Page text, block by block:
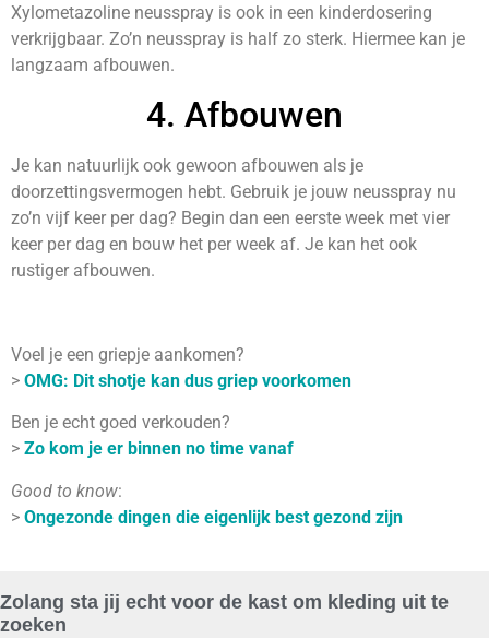
Xylometazoline neusspray is ook in een kinderdosering
verkrijgbaar. Zo’n neusspray is half zo sterk. Hiermee kan je
langzaam afbouwen.
4. Afbouwen
Je kan natuurlijk ook gewoon afbouwen als je
doorzettingsvermogen hebt. Gebruik je jouw neusspray nu
zo’n vijf keer per dag? Begin dan een eerste week met vier
keer per dag en bouw het per week af. Je kan het ook
rustiger afbouwen.
Voel je een griepje aankomen?
> OMG: Dit shotje kan dus griep voorkomen
Ben je echt goed verkouden?
> Zo kom je er binnen no time vanaf
Good to know:
> Ongezonde dingen die eigenlijk best gezond zijn
Zolang sta jij echt voor de kast om kleding uit te
zoeken